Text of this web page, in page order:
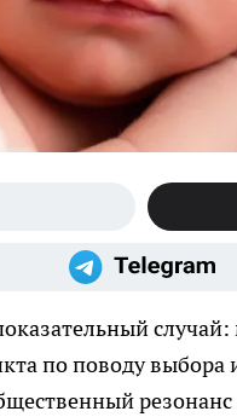
по поводу
резонанс